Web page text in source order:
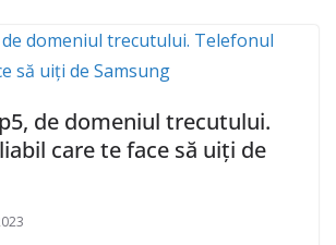
de domeniul trecutului.
care te face să uiți de